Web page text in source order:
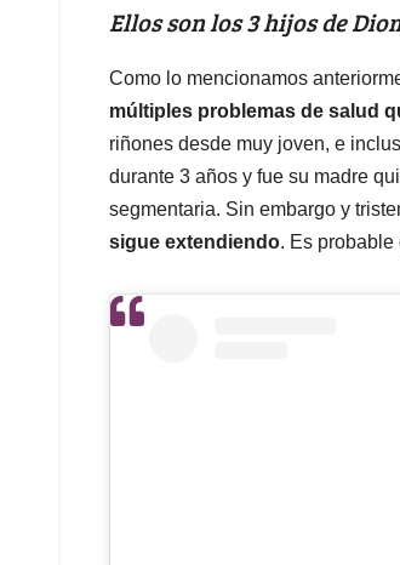
Ellos son los 3 hijos de
Como lo mencionamos
múltiples problemas de salud
riñones desde muy joven, e
durante 3 años y fue su madre
segmentaria. Sin embargo y
sigue extendiendo. Es